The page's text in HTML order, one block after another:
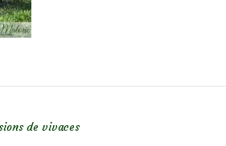
de vivaces